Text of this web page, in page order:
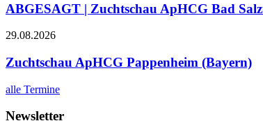
ABGESAGT | Zuchtschau ApHCG Bad
29.08.2026
Zuchtschau ApHCG Pappenheim (Bayern)
alle Termine
Newsletter